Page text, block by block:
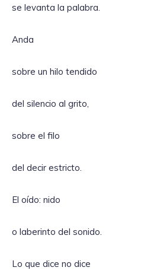
se levanta la palabra.
Anda
sobre un hilo tendido
del silencio al grito,
sobre el filo
del decir estricto.
El oído: nido
o laberinto del sonido.
Lo que dice no dice